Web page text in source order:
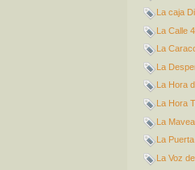
La caja
La Calle
La
La
La Hora
La Hora
La Mavea
La
La Voz